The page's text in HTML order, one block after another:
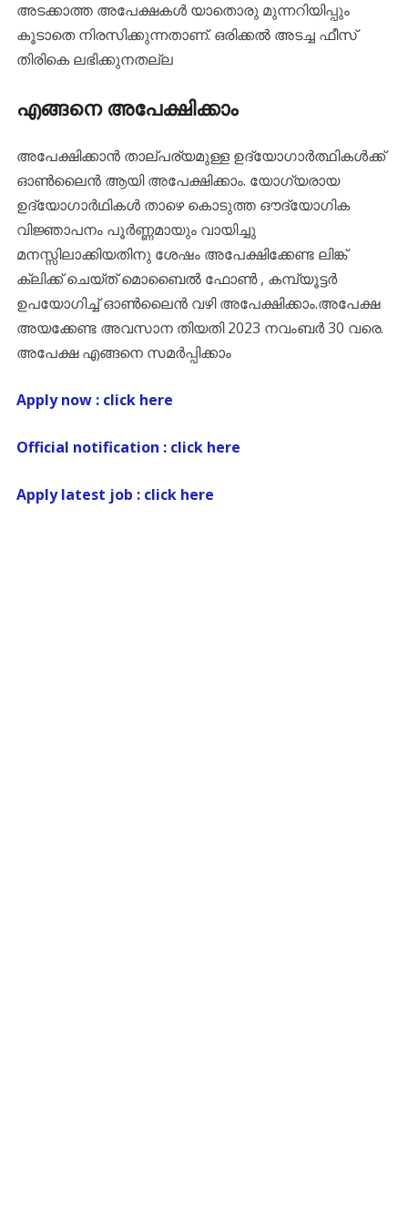
അടക്കാത്ത അപേക്ഷകള്‍ യാതൊരു മുന്നറിയിപ്പും
കൂടാതെ നിരസിക്കുന്നതാണ്. ഒരിക്കല്‍ അടച്ച ഫീസ്‌
തിരികെ ലഭിക്കുനതല്ല
എങ്ങനെ അപേക്ഷിക്കാം
അപേക്ഷിക്കാന്‍ താല്പര്യമുള്ള ഉദ്യോഗാര്‍ത്ഥികള്‍ക്ക്
ഓണ്‍ലൈന്‍ ആയി അപേക്ഷിക്കാം. യോഗ്യരായ
ഉദ്യോഗാര്‍ഥികള്‍ താഴെ കൊടുത്ത ഔദ്യോഗിക
വിജ്ഞാപനം പൂര്‍ണ്ണമായും വായിച്ചു
മനസ്സിലാക്കിയതിനു ശേഷം അപേക്ഷിക്കേണ്ട ലിങ്ക്
ക്ലിക്ക് ചെയ്ത് മൊബൈല്‍ ഫോണ്‍ , കമ്പ്യൂട്ടര്‍
ഉപയോഗിച്ച് ഓണ്‍ലൈന്‍ വഴി അപേക്ഷിക്കാം.അപേക്ഷ
അയക്കേണ്ട അവസാന തിയതി 2023 നവംബര്‍ 30 വരെ.
അപേക്ഷ എങ്ങനെ സമര്‍പ്പിക്കാം
Apply now : click here
Official notification : click here
Apply latest job : click here